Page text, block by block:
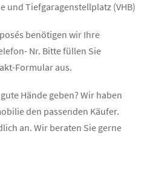
und Tiefgaragenstellplatz (VHB)
benötigen wir Ihre
Nr. Bitte füllen Sie
Formular aus.
Hände geben? Wir haben
den passenden Käufer.
an. Wir beraten Sie gerne